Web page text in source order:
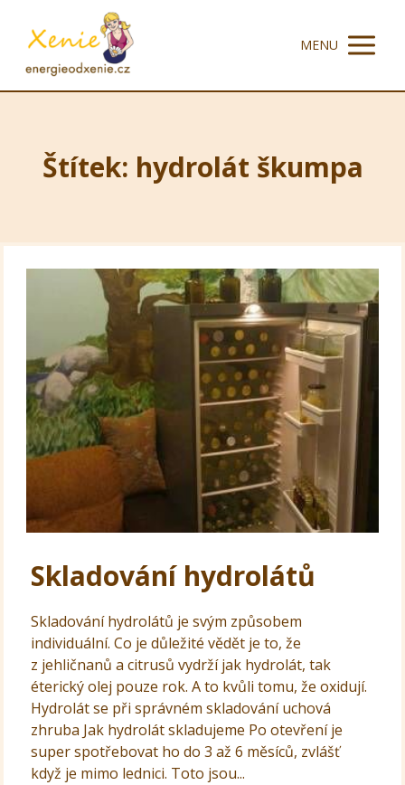
MENU
Štítek: hydrolát škumpa
Skladování hydrolátů
Skladování hydrolátů je svým způsobem
individuální. Co je důležité vědět je to, že
z jehličnanů a citrusů vydrží jak hydrolát, tak
éterický olej pouze rok. A to kvůli tomu, že oxidují.
Hydrolát se při správném skladování uchová
zhruba Jak hydrolát skladujeme Po otevření je
super spotřebovat ho do 3 až 6 měsíců, zvlášť
když je mimo lednici. Toto jsou...